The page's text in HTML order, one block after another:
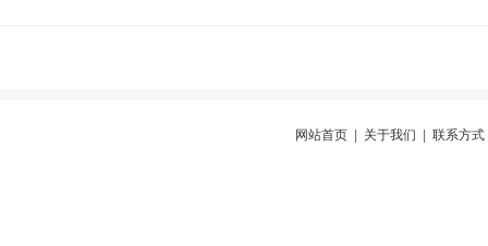
网站首页| 关于我们 联系方式